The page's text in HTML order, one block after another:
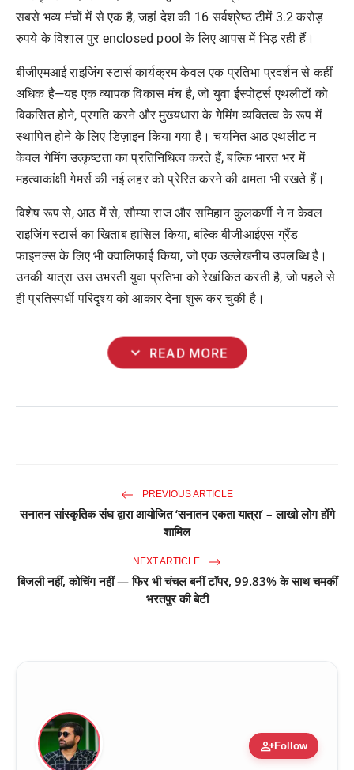
सबसे भव्य मंचों में से एक है,जहां देश की 16सर्वश्रेष्ठ टीमें3.2करोड़
रुपये के विशाल पुर enclosed poolके लिए आपस में भिड़ रही हैं।
बीजीएमआई राइजिंग स्टार्स कार्यक्रम केवल एक प्रतिभा प्रदर्शन से कहीं
अधिक है—यह एक व्यापक विकास मंच है,जो युवा ईस्पोर्ट्स एथलीटों को
विकसित होने,प्रगति करने और मुख्यधारा के गेमिंग व्यक्तित्व के रूप में
स्थापित होने के लिए डिज़ाइन किया गया है। चयनित आठ एथलीट न
केवल गेमिंग उत्कृष्टता का प्रतिनिधित्व करते हैं,बल्कि भारत भर में
महत्वाकांक्षी गेमर्स की नई लहर को प्रेरित करने की क्षमता भी रखते हैं।
विशेष रूप से,आठ में से,सौम्या राज और समिहान कुलकर्णी ने न केवल
राइजिंग स्टार्स का खिताब हासिल किया,बल्कि बीजीआईएस ग्रैंड
फाइनल्स के लिए भी क्वालिफाई किया,जो एक उल्लेखनीय उपलब्धि है।
उनकी यात्रा उस उभरती युवा प्रतिभा को रेखांकित करती है,जो पहले से
ही प्रतिस्पर्धी परिदृश्य को आकार देना शुरू कर चुकी है।
expand_more READ MORE
PREVIOUS ARTICLE
सनातन सांस्कृतिक संघ द्वारा आयोजित ‘सनातन एकता यात्रा’ – लाखो लोग होंगे
शामिल
NEXT ARTICLE
बिजली नहीं, कोचिंग नहीं — फिर भी चंचल बनीं टॉपर, 99.83% के साथ चमकीं
भरतपुर की बेटी
person_addFollow